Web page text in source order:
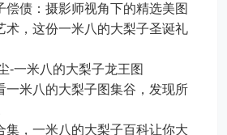
偿债：摄影师视角下的精选美图
术，这份一米八的大梨子圣诞礼
-一米八的大梨子龙王图
一米八的大梨子图集谷，发现所
集，一米八的大梨子百科让你大